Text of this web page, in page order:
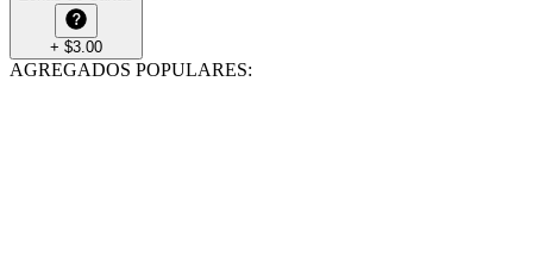
+ $3.00
AGREGADOS POPULARES: